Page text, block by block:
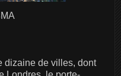
dizaine de villes, dont